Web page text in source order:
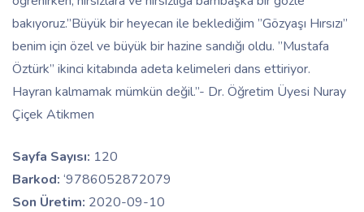
bakıyoruz.”Büyük bir heyecan ile beklediğim ”Gözyaşı Hırsızı”
benim için özel ve büyük bir hazine sandığı oldu. ”Mustafa
Öztürk” ikinci kitabında adeta kelimeleri dans ettiriyor.
Hayran kalmamak mümkün değil.”- Dr. Öğretim Üyesi Nuray
Çiçek Atikmen
Sayfa Sayısı: 120
Barkod: ‘9786052872079
Son Üretim: 2020-09-10